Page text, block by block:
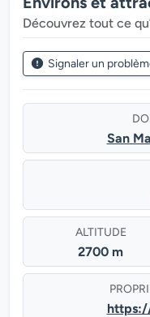
Découvrez tout ce
Signaler un
San
ALTITUDE
2700 m